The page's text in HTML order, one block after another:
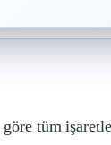
göre tüm